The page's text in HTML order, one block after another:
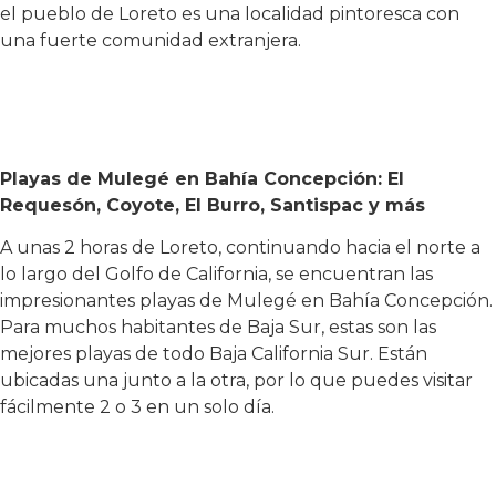
el pueblo de Loreto es una localidad pintoresca con
una fuerte comunidad extranjera.
Playas de Mulegé en Bahía Concepción: El
Requesón, Coyote, El Burro, Santispac y más
A unas 2 horas de Loreto, continuando hacia el norte a
lo largo del Golfo de California, se encuentran las
impresionantes playas de Mulegé en Bahía Concepción.
Para muchos habitantes de Baja Sur, estas son las
mejores playas de todo Baja California Sur. Están
ubicadas una junto a la otra, por lo que puedes visitar
fácilmente 2 o 3 en un solo día.